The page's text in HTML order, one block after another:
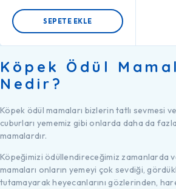
SEPETE EKLE
Köpek Ödül
Nedir?
Köpek ödül mamaları bizlerin tatlı sevmesi
cuburları yememiz gibi onlarda daha da
mamalardır.
Köpeğimizi ödüllendireceğimiz zamanlarda
mamaları onların yemeyi çok sevdiği,
tutamayarak heyecanlarını gözlerinden,